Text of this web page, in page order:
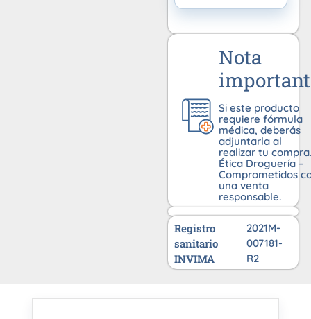
Nota
Si este producto
requiere fórmula
médica, deberás
adjuntarla al
realizar tu compra.
Ética Droguería –
Comprometidos
una venta
responsable.
Registro
sanitario
INVIMA
2021M-
007181-
R2